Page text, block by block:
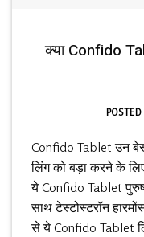
क्या Confido
Confido Tablet उन
लिंग को बड़ा करने के
ये Confido Tablet
साथ टेस्टोस्टरॉन
से ये Confido Tablet